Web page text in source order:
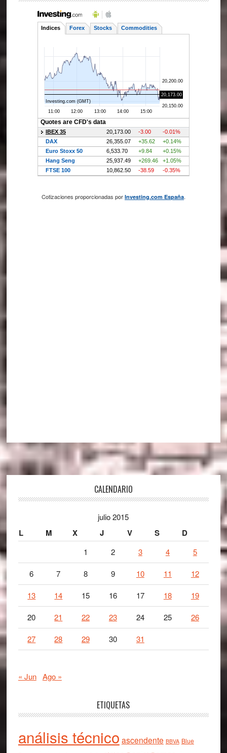
Cotizaciones proporcionadas por Investing.com España.
CALENDARIO
julio 2015
L M X J V S D
1 2 3 4 5
6 7 8 9 10 11 12
13 14 15 16 17 18 19
20 21 22 23 24 25 26
27 28 29 30 31
« Jun Ago »
ETIQUETAS
análisis técnico ascendente BBVA Blue